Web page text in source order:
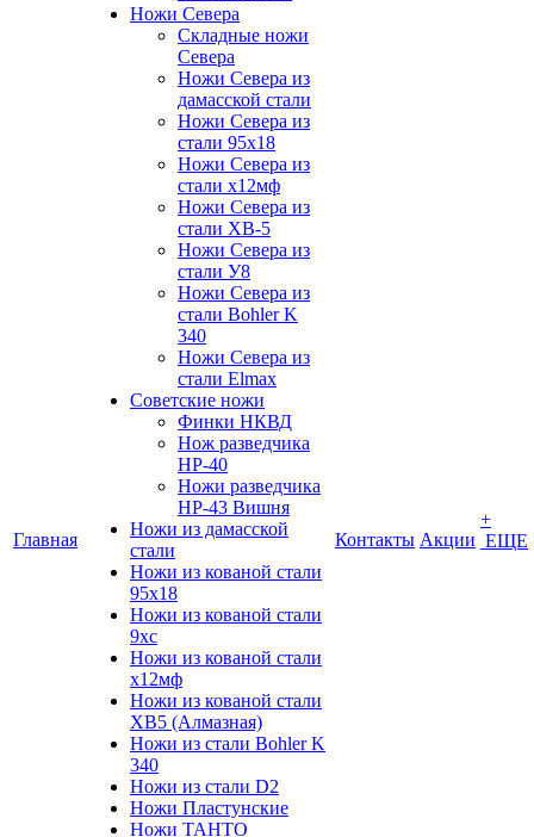
Главная
Ножи Севера
Складные ножи
Севера
Ножи Севера из
дамасской стали
Ножи Севера из
стали 95х18
Ножи Севера из
стали х12мф
Ножи Севера из
стали ХВ-5
Ножи Севера из
стали У8
Ножи Севера из
стали Bohler K
340
Ножи Севера из
стали Elmax
Советские ножи
Финки НКВД
Нож разведчика
НР-40
Ножи разведчика
НР-43 Вишня
Ножи из дамасской
стали
Ножи из кованой стали
95х18
Ножи из кованой стали
9хс
Ножи из кованой стали
х12мф
Ножи из кованой стали
ХВ5 (Алмазная)
Ножи из стали Bohler K
340
Ножи из стали D2
Ножи Пластунские
Ножи ТАНТО
Контакты Акции
+
ЕЩЕ